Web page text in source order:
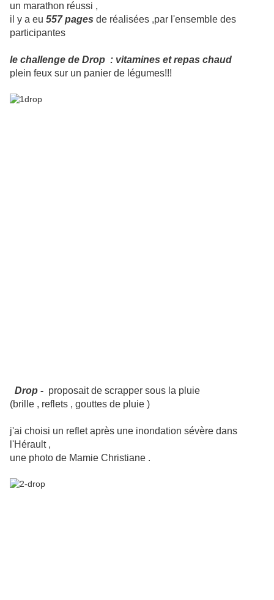
un marathon réussi ,
il y a eu 557 pages de réalisées ,par l'ensemble des
participantes
le challenge de Drop : vitamines et repas chaud
plein feux sur un panier de légumes!!!
Drop - proposait de scrapper sous la pluie
(brille , reflets , gouttes de pluie )
j'ai choisi un reflet après une inondation sévère dans
l'Hérault ,
une photo de Mamie Christiane .